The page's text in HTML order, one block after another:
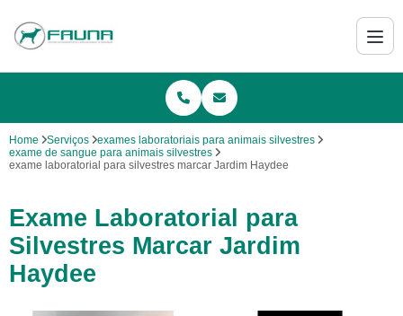
Home Serviços
exames laboratoriais para animais silvestres
exame de sangue para animais silvestres
exame laboratorial para silvestres marcar Jardim Haydee
Exame Laboratorial para
Silvestres Marcar Jardim
Haydee